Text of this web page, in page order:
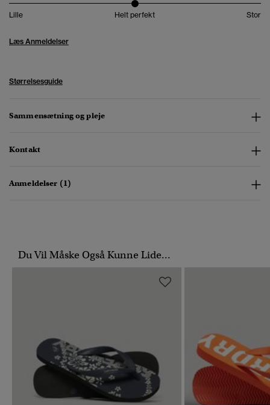
Lille Helt perfekt Stor
Læs Anmeldelser
Størrelsesguide
Sammensætning og pleje
Kontakt
Anmeldelser (1)
Du Vil Måske Også Kunne Lide...